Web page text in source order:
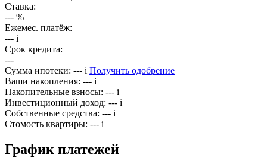
Ставка:
--- %
Ежемес. платёж:
--- i
Срок кредита:
---
Сумма ипотеки: --- i Получить одобрение
Ваши накопления: --- i
Накопительные взносы: --- i
Инвестиционный доход: --- i
Собственные средства: --- i
Стомость квартиры: --- i
График платежей